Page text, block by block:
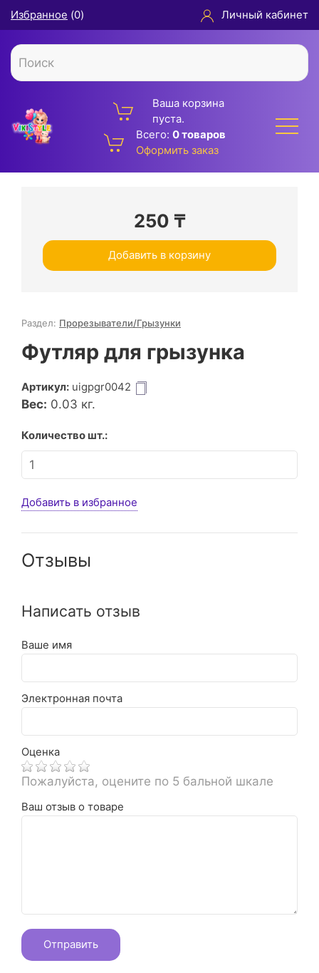
Избранное (0) Личный кабинет
Ваша корзина
пуста.
Всего: 0 товаров
Оформить заказ
250 ₸
Добавить в корзину
Раздел: Прорезыватели/Грызунки
Футляр для грызунка
Артикул: uigpgr0042
Вес: 0.03 кг.
Количество шт.:
Добавить в избранное
Отзывы
Написать отзыв
Ваше имя
Электронная почта
Оценка
Пожалуйста, оцените по 5 бальной шкале
Ваш отзыв о товаре